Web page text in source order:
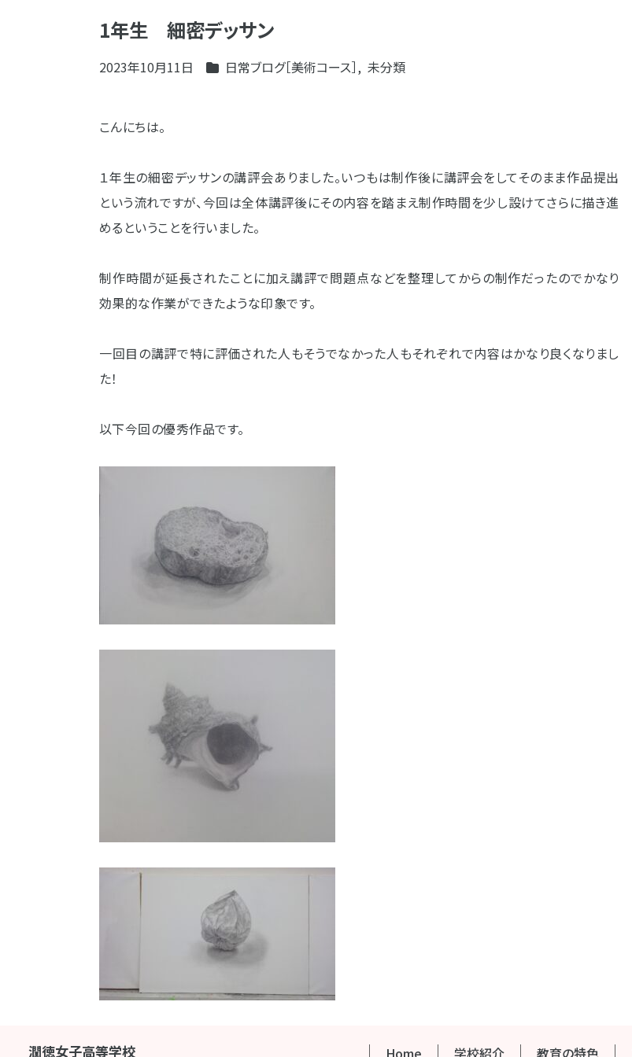
1年生 細密デッサン
2023年10月11日 日常ブログ［美術コース］, 未分類
こんにちは。
１年生の細密デッサンの講評会ありました。いつもは制作後に講評会をしてそのまま作品提出
という流れですが、今回は全体講評後にその内容を踏まえ制作時間を少し設けてさらに描き進
めるということを行いました。
制作時間が延長されたことに加え講評で問題点などを整理してからの制作だったのでかなり
効果的な作業ができたような印象です。
一回目の講評で特に評価された人もそうでなかった人もそれぞれで内容はかなり良くなりまし
た！
以下今回の優秀作品です。
潤徳女子高等学校